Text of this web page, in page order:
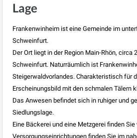
Lage
Frankenwinheim ist eine Gemeinde im
Schweinfurt.
Der Ort liegt in der Region Main-Rhön, circa
Schweinfurt. Naturräumlich ist
Steigerwaldvorlandes. Charakteristisch für
Erscheinungsbild mit den schmalen Tälern
Das Anwesen befindet sich in ruhiger und
Siedlungslage.
Eine Bäckerei und eine Metzgerei finden
Versorgungseinrichtungen finden Sie im